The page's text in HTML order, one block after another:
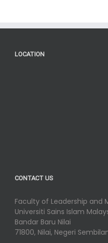
LOCATION
CONTACT US
Faculty of Leadership and
Universiti Sains Islam
Bandar Baru Nilai
71800, Nilai, Negeri